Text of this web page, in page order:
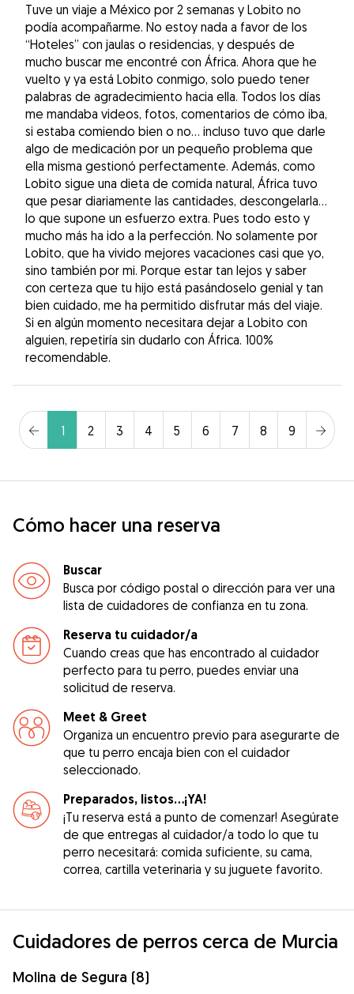
Tuve un viaje a México por 2 semanas y Lobito no
podía acompañarme. No estoy nada a favor de los
“Hoteles” con jaulas o residencias, y después de
mucho buscar me encontré con África. Ahora que he
vuelto y ya está Lobito conmigo, solo puedo tener
palabras de agradecimiento hacia ella. Todos los días
me mandaba videos, fotos, comentarios de cómo iba,
si estaba comiendo bien o no… incluso tuvo que darle
algo de medicación por un pequeño problema que
ella misma gestionó perfectamente. Además, como
Lobito sigue una dieta de comida natural, África tuvo
que pesar diariamente las cantidades, descongelarla…
lo que supone un esfuerzo extra. Pues todo esto y
mucho más ha ido a la perfección. No solamente por
Lobito, que ha vivido mejores vacaciones casi que yo,
sino también por mi. Porque estar tan lejos y saber
con certeza que tu hijo está pasándoselo genial y tan
bien cuidado, me ha permitido disfrutar más del viaje.
Si en algún momento necesitara dejar a Lobito con
alguien, repetiría sin dudarlo con África. 100%
recomendable.
1 2 3 4 5 6 7 8 9
Cómo hacer una reserva
Buscar
Busca por código postal o dirección para ver una
lista de cuidadores de confianza en tu zona.
Reserva tu cuidador/a
Cuando creas que has encontrado al cuidador
perfecto para tu perro, puedes enviar una
solicitud de reserva.
Meet & Greet
Organiza un encuentro previo para asegurarte de
que tu perro encaja bien con el cuidador
seleccionado.
Preparados, listos...¡YA!
¡Tu reserva está a punto de comenzar! Asegúrate
de que entregas al cuidador/a todo lo que tu
perro necesitará: comida suficiente, su cama,
correa, cartilla veterinaria y su juguete favorito.
Cuidadores de perros cerca de Murcia
Molina de Segura (8)